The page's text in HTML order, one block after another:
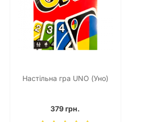
Настільна гра UNO (Уно)
379 грн.